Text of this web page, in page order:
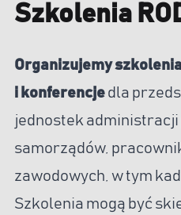
Szkolenia
Organizujemy
i konferencje dla
jednostek
samorządów,
zawodowych, w tym
Szkolenia mogą być